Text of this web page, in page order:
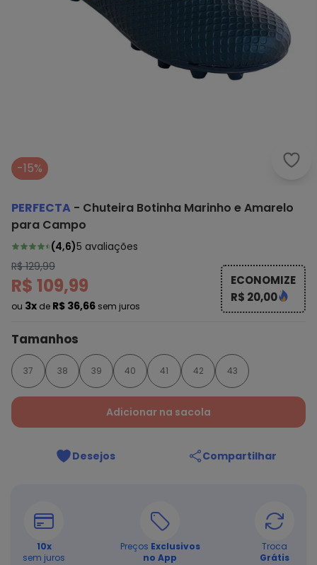
-15%
PERFECTA - Chuteira Botinha Marinho e Amarelo
para Campo
(4,6)5 avaliações
R$ 129,99
R$ 109,99
ou 3x de R$ 36,66 sem juros
ECONOMIZE
R$ 20,00
Tamanhos
37 38 39 40 41 42 43
Adicionar na sacola
Desejos Compartilhar
10x
sem juros
Preços Exclusivos
no App
Troca
Grátis